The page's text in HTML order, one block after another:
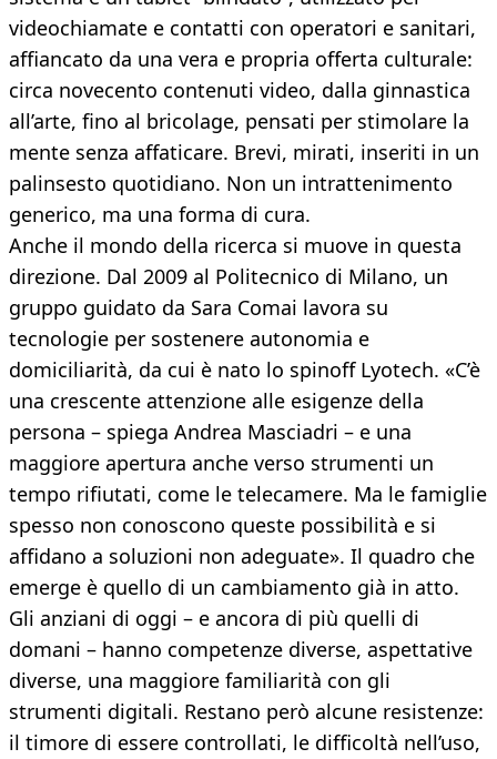
videochiamate e contatti con operatori e sanitari,
affiancato da una vera e propria offerta culturale:
circa novecento contenuti video, dalla ginnastica
all’arte, fino al bricolage, pensati per stimolare la
mente senza affaticare. Brevi, mirati, inseriti in un
palinsesto quotidiano. Non un intrattenimento
generico, ma una forma di cura.
Anche il mondo della ricerca si muove in questa
direzione. Dal 2009 al Politecnico di Milano, un
gruppo guidato da Sara Comai lavora su
tecnologie per sostenere autonomia e
domiciliarità, da cui è nato lo spinoff Lyotech. «C’è
una crescente attenzione alle esigenze della
persona – spiega Andrea Masciadri – e una
maggiore apertura anche verso strumenti un
tempo rifiutati, come le telecamere. Ma le famiglie
spesso non conoscono queste possibilità e si
affidano a soluzioni non adeguate». Il quadro che
emerge è quello di un cambiamento già in atto.
Gli anziani di oggi – e ancora di più quelli di
domani – hanno competenze diverse, aspettative
diverse, una maggiore familiarità con gli
strumenti digitali. Restano però alcune resistenze:
il timore di essere controllati, le difficoltà nell’uso,